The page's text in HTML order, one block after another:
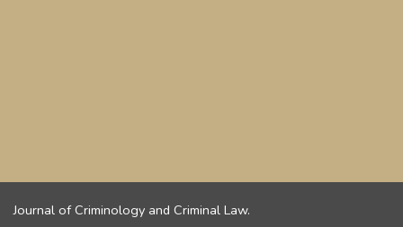
Journal of Criminology and Criminal Law.